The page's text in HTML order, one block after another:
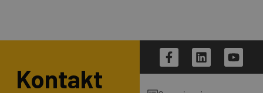
Kontakt
F
a
c
L
i
n
k
Y
o
u